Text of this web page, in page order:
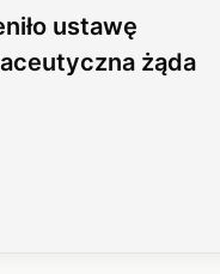
ustawę
żąda